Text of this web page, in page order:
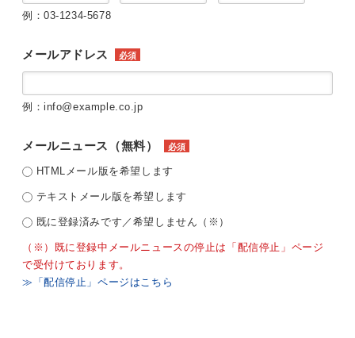
例：03-1234-5678
メールアドレス 必須
例：info@example.co.jp
メールニュース（無料） 必須
HTMLメール版を希望します
テキストメール版を希望します
既に登録済みです／希望しません（※）
（※）既に登録中メールニュースの停止は「配信停止」ページ
で受付けております。
≫「配信停止」ページはこちら